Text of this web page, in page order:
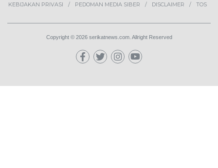
KEBIJAKAN PRIVASI
PEDOMAN MEDIA SIBER DISCLAIMER TOS
Copyright © 2026 serikatnews.com. Allright Reserved